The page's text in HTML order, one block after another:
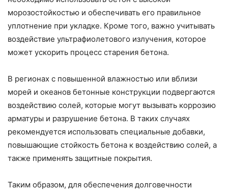
морозостойкостью и обеспечивать его правильное
уплотнение при укладке. Кроме того, важно учитывать
воздействие ультрафиолетового излучения, которое
может ускорить процесс старения бетона.
В регионах с повышенной влажностью или вблизи
морей и океанов бетонные конструкции подвергаются
воздействию солей, которые могут вызывать коррозию
арматуры и разрушение бетона. В таких случаях
рекомендуется использовать специальные добавки,
повышающие стойкость бетона к воздействию солей, а
также применять защитные покрытия.
Таким образом, для обеспечения долговечности